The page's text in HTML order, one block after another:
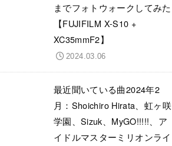
までフォトウォークしてみた
【FUJIFILM X-S10 +
XC35mmF2】
2024.03.06
最近聞いている曲2024年2
月：Shoichiro Hirata、虹ヶ咲
学園、Sizuk、MyGO!!!!!、ア
イドルマスターミリオンライ